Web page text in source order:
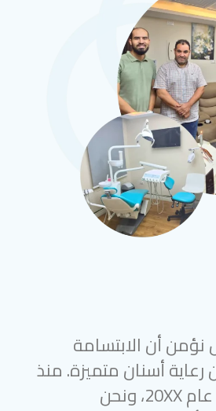
أن الابتسامة
رعاية أسنان متميزة. منذ
تأسيس عيادتنا عام 20XX، ونحن